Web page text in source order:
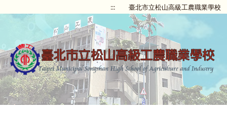
::: 臺北市立松山高級工農職業學校